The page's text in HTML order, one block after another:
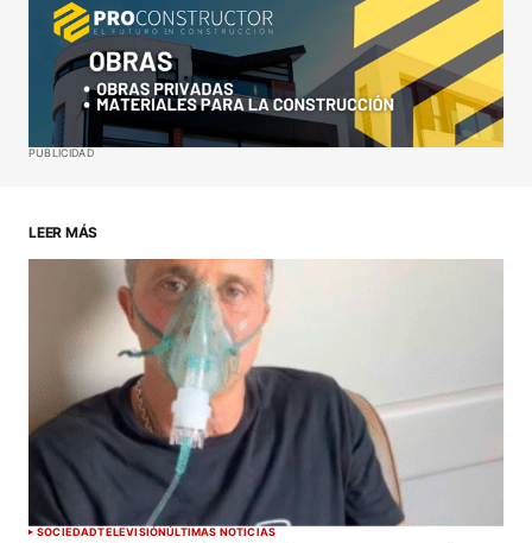
Your Name*
Your E-mail*
ENVIAR COMENTARIO
PUBLICIDAD
LEER MÁS
SOCIEDADTELEVISIÓNÚLTIMAS NOTICIAS